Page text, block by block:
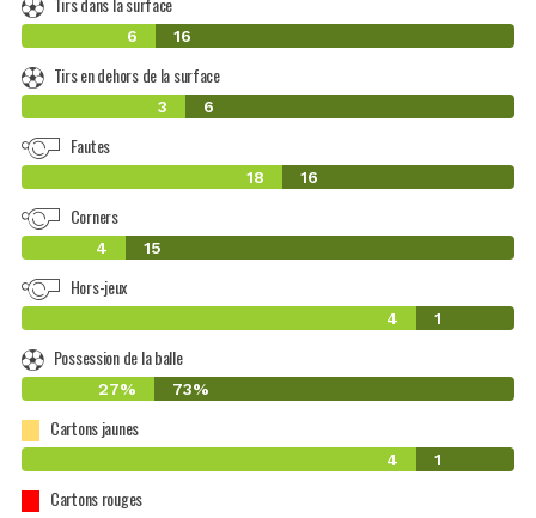
6 16
Tirs en dehors de la surface
3 6
Fautes
18 16
Corners
4 15
Hors-jeux
4 1
Possession de la balle
27% 73%
Cartons jaunes
4 1
Cartons rouges